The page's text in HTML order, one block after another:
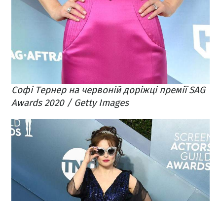
Софі Тернер на червоній доріжці премії SAG
Awards 2020 / Getty Images